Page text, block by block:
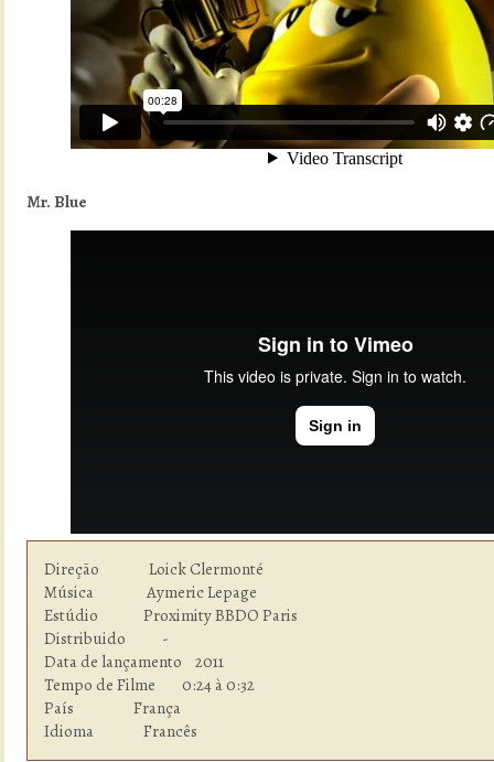
Mr. Blue
Direção               Loick Clermonté
Música                Aymeric Lepage
Estúdio  	      Proximity BBDO Paris
Distribuido           -
Data de lançamento    2011
Tempo de Filme        0:24 à 0:32
País                  França
Idioma  	      Francês